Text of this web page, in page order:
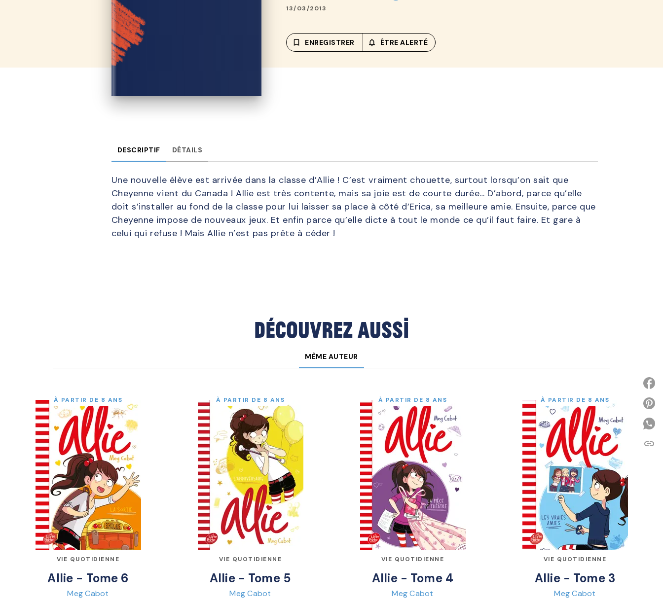
13/03/2013
bookmark_border ENREGISTRER notifications_none_outlined
ÊTRE ALERTÉ
DESCRIPTIF DÉTAILS
Une nouvelle élève est arrivée dans la classe d’Allie ! C’est vraiment chouette, surtout lorsqu’on sait que
Cheyenne vient du Canada ! Allie est très contente, mais sa joie est de courte durée… D’abord, parce qu’elle
doit s’installer au fond de la classe pour lui laisser sa place à côté d’Erica, sa meilleure amie. Ensuite, parce que
Cheyenne impose de nouveaux jeux. Et enfin parce qu’elle dicte à tout le monde ce qu’il faut faire. Et gare à
celui qui refuse ! Mais Allie n’est pas prête à céder !
Découvrez aussi
MÊME AUTEUR
À PARTIR DE 8 ANS
VIE QUOTIDIENNE
Allie - Tome 6
Meg Cabot
À PARTIR DE 8 ANS
VIE QUOTIDIENNE
Allie - Tome 5
Meg Cabot
À PARTIR DE 8 ANS
VIE QUOTIDIENNE
Allie - Tome 4
Meg Cabot
À PARTIR DE 8 ANS
VIE QUOTIDIENNE
Allie - Tome 3
Meg Cabot
link